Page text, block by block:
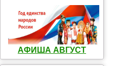
АФИША АВГУСТ